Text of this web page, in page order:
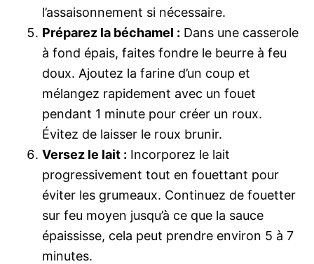
l’assaisonnement si nécessaire.
Préparez la béchamel : Dans une casserole
à fond épais, faites fondre le beurre à feu
doux. Ajoutez la farine d’un coup et
mélangez rapidement avec un fouet
pendant 1 minute pour créer un roux.
Évitez de laisser le roux brunir.
Versez le lait : Incorporez le lait
progressivement tout en fouettant pour
éviter les grumeaux. Continuez de fouetter
sur feu moyen jusqu’à ce que la sauce
épaississe, cela peut prendre environ 5 à 7
minutes.